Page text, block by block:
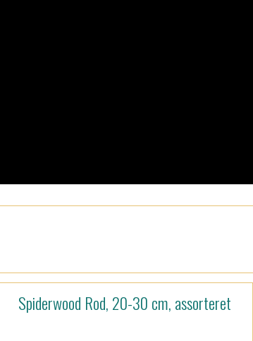
Spiderwood Rod, 20-30 cm, assorteret